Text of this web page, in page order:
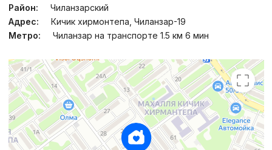
Район:
Чиланзарский
Адрес:
Кичик хирмонтепа, Чиланзар-19
Метро:
Чиланзар на транспорте 1.5 км 6 мин